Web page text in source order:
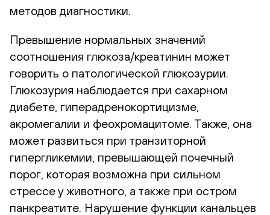
методов диагностики.
Превышение нормальных значений
соотношения глюкоза/креатинин может
говорить о патологической глюкозурии.
Глюкозурия наблюдается при сахарном
диабете, гиперадренокортицизме,
акромегалии и феохромацитоме. Также, она
может развиться при транзиторной
гипергликемии, превышающей почечный
порог, которая возможна при сильном
стрессе у животного, а также при остром
панкреатите. Нарушение функции канальцев